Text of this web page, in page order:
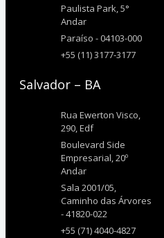
Paulista Park, 5°
Andar
Paraíso - 04103-000
+55 (11) 3177-3177
Salvador – BA
Rua Ewerton Visco,
290, Edf
Boulevard Side
Empresarial, 20º
Andar
Sala 2001/05,
Caminho das Árvores
- 41820-022
+55 (71) 4040-4827